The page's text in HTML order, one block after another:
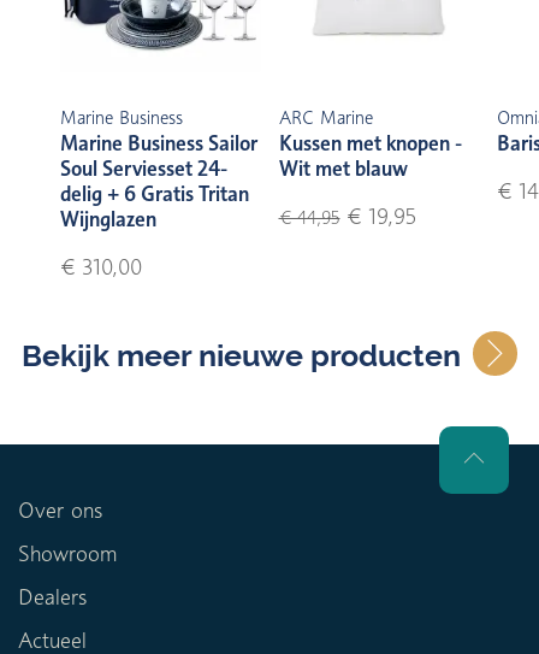
Marine Business
Marine Business Sailor
Soul Serviesset 24-
delig + 6 Gratis Tritan
Wijnglazen
€ 310,00
ARC Marine
Kussen met knopen -
Wit met blauw
€ 44,95€ 19,95
€
Bekijk meer nieuwe producten
Over ons
Showroom
Dealers
Actueel